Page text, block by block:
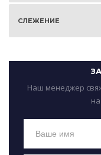
СЛЕЖЕНИЕ
Наш менеджер